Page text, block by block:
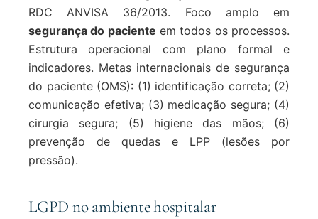
RDC ANVISA 36/2013. Foco amplo em
segurança do paciente em todos os processos.
Estrutura operacional com plano formal e
indicadores. Metas internacionais de segurança
do paciente (OMS): (1) identificação correta; (2)
comunicação efetiva; (3) medicação segura; (4)
cirurgia segura; (5) higiene das mãos; (6)
prevenção de quedas e LPP (lesões por
pressão).
LGPD no ambiente hospitalar